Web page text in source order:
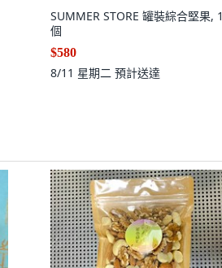
SUMMER STORE 罐裝綜合堅果, 1
個
$580
8/11 星期二 預計送達